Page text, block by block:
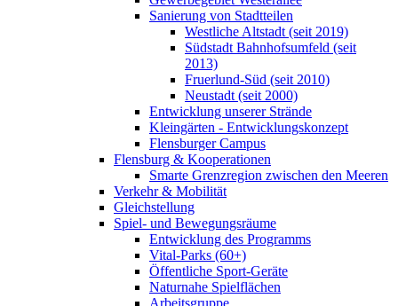
Sanierung von Stadtteilen
Westliche Altstadt (seit 2019)
Südstadt Bahnhofsumfeld (seit
2013)
Fruerlund-Süd (seit 2010)
Neustadt (seit 2000)
Entwicklung unserer Strände
Kleingärten - Entwicklungskonzept
Flensburger Campus
Flensburg & Kooperationen
Smarte Grenzregion zwischen den Meeren
Verkehr & Mobilität
Gleichstellung
Spiel- und Bewegungsräume
Entwicklung des Programms
Vital-Parks (60+)
Öffentliche Sport-Geräte
Naturnahe Spielflächen
Arbeitsgruppe